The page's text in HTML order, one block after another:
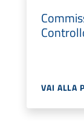
VAI ALLA